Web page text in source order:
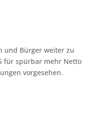
und Bürger weiter zu
für spürbar mehr Netto
vorgesehen.